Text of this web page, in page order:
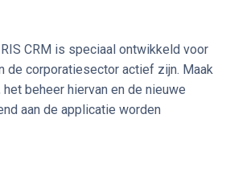
CRM is speciaal ontwikkeld voor
de corporatiesector actief zijn. Maak
het beheer hiervan en de nieuwe
aan de applicatie worden